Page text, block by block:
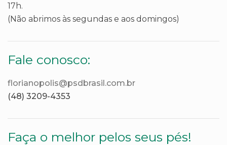
17h.
(Não abrimos às segundas e aos domingos)
Fale conosco:
florianopolis@psdbrasil.com.br
(48) 3209-4353
Faça o melhor pelos seus pés!